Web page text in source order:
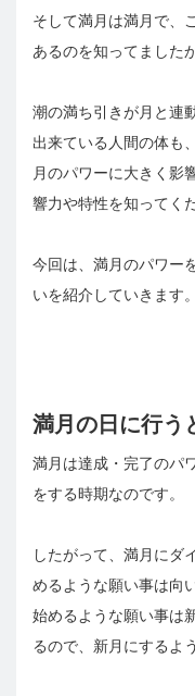
そして満月は満月で、
あるのを知ってましたか
潮の満ち引きが月と連
出来ている人間の体も、
月のパワーに大きく影
響力や特性を知ってく
今回は、満月のパワー
いを紹介していきます。
満月の日に行う
満月は達成・完了のパ
をする時期なのです。
したがって、満月にダ
めるような願い事は向
始めるような願い事は
るので、新月にするよ